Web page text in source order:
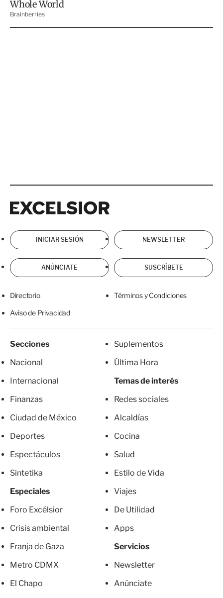
INICIAR SESIÓN NEWSLETTER
ANÚNCIATE SUSCRÍBETE
Directorio Términos y Condiciones
Aviso de Privacidad
Secciones
Nacional
Internacional
Finanzas
Ciudad de México
Deportes
Espectáculos
Sintetika
Especiales
Foro Excélsior
Crisis ambiental
Franja de Gaza
Metro CDMX
El Chapo
Suplementos
Última Hora
Temas de interés
Redes sociales
Alcaldías
Cocina
Salud
Estilo de Vida
Viajes
De Utilidad
Apps
Servicios
Newsletter
Anúnciate